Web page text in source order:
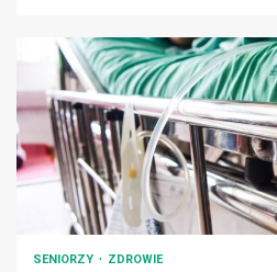
SENIORZY ZDROWIE